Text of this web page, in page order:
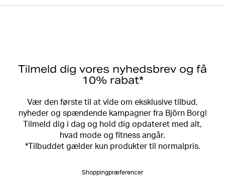
Tilmeld dig vores nyhedsbrev og få
10% rabat*
Vær den første til at vide om eksklusive tilbud,
nyheder og spændende kampagner fra Björn Borg!
Tilmeld dig i dag og hold dig opdateret med alt,
hvad mode og fitness angår.
*Tilbuddet gælder kun produkter til normalpris.
Shoppingpræferencer